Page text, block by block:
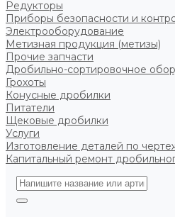
Редукторы
Приборы безопасности и
Электрооборудование
Метизная продукция (метизы)
Прочие запчасти
Дробильно-сортировочное
Грохоты
Конусные дробилки
Питатели
Щековые дробилки
Услуги
Изготовление деталей по
Капитальный ремонт